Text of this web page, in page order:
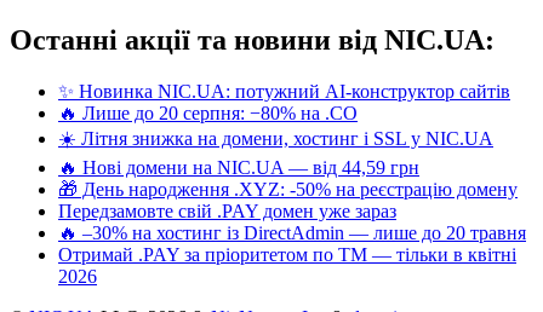
Останні акції та новини від NIC.UA:
✨ Новинка NIC.UA: потужний AI-конструктор сайтів
🔥 Лише до 20 серпня: −80% на .CO
☀️ Літня знижка на домени, хостинг і SSL у NIC.UA
🔥 Нові домени на NIC.UA — від 44,59 грн
🎁 День народження .XYZ: -50% на реєстрацію домену
Передзамовте свій .PAY домен уже зараз
🔥 –30% на хостинг із DirectAdmin — лише до 20 травня
Отримай .PAY за пріоритетом по ТМ — тільки в квітні
2026